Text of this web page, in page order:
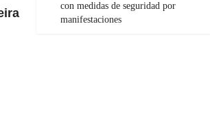
con medidas de seguridad por
manifestaciones